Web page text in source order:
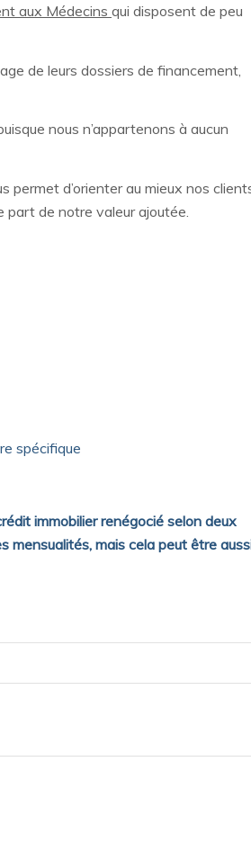
aux Médecins qui disposent de peu
de leurs dossiers de financement,
nous n’appartenons à aucun
permet d’orienter au mieux nos
part de notre valeur ajoutée.
spécifique
immobilier renégocié selon deux
mensualités, mais cela peut être